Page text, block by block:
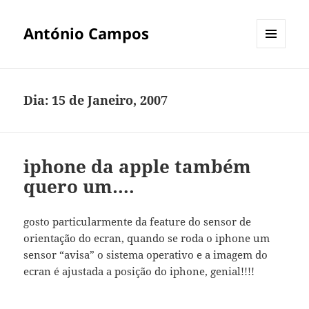
António Campos
Dia: 15 de Janeiro, 2007
iphone da apple também
quero um….
gosto particularmente da feature do sensor de
orientação do ecran, quando se roda o iphone um
sensor “avisa” o sistema operativo e a imagem do
ecran é ajustada a posição do iphone, genial!!!!